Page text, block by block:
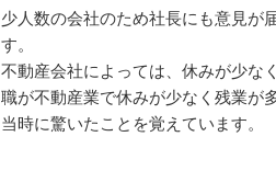
少人数の会社のため社長にも意見が
す。
不動産会社によっては、休みが少な
職が不動産業で休みが少なく残業が
当時に驚いたことを覚えています。